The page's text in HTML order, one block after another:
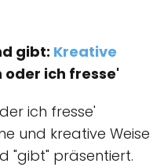
gibt: Kreative
oder ich fresse'
ich fresse'
und kreative Weise
"gibt" präsentiert.